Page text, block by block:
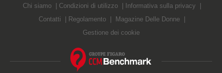
Chi siamo Condizioni di utilizzo
Informativa sulla privacy
Contatti
Regolamento
Magazine Delle Donne
Gestione dei cookie